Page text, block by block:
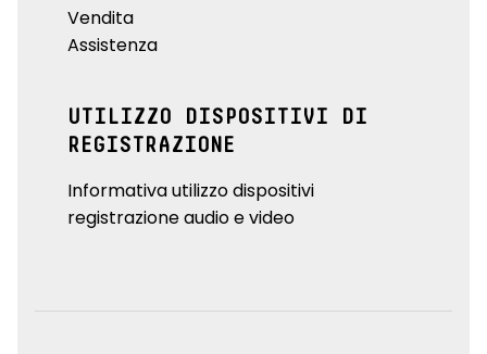
Vendita
Assistenza
UTILIZZO DISPOSITIVI DI
REGISTRAZIONE
Informativa utilizzo dispositivi
registrazione audio e video